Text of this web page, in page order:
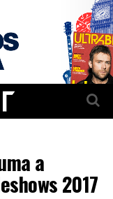
a
2017